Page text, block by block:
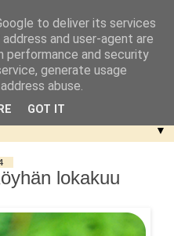
▼
lokakuu
to deliver its services
and user-agent are
performance and security
generate usage
abuse.
GOT IT